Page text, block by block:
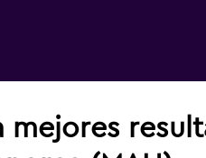
mejores